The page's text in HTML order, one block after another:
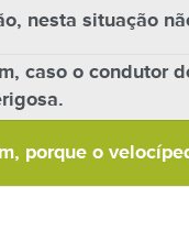
nesta situação
caso o condutor
porque o